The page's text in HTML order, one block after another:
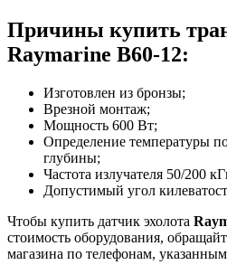
Причины купить
Raymarine B60-12:
Изготовлен из бронзы;
Врезной монтаж;
Мощность 600 Вт;
Определение температуры
глубины;
Частота излучателя 50/200
Допустимый угол
Чтобы купить датчик эхолота
стоимость оборудования,
магазина по телефонам,